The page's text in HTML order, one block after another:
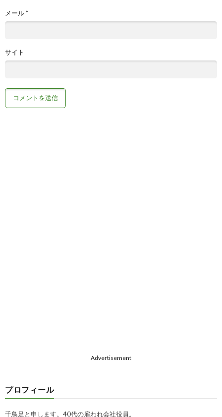
メール*
サイト
Advertisement
プロフィール
千鳥足と申します。40代の雇われ会社役員。